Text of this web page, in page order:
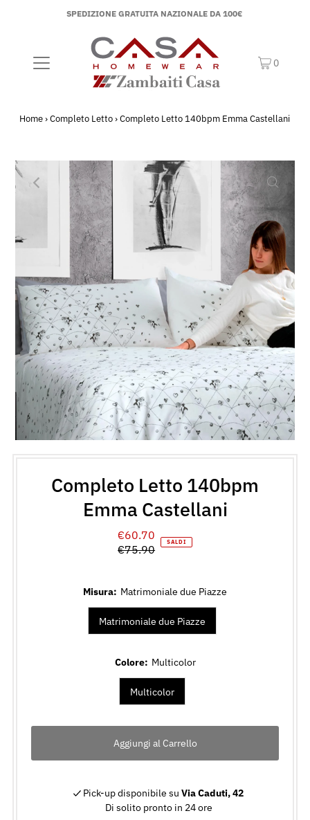
SPEDIZIONE GRATUITA NAZIONALE DA 100€
0
Home › Completo Letto › Completo Letto 140bpm Emma Castellani
Completo Letto 140bpm
Emma Castellani
Prezzo
di
€60.70
Prezzo
€75.90
SALDI
Misura: Matrimoniale due Piazze
Matrimoniale due Piazze
Colore: Multicolor
Multicolor
Pick-up disponibile suVia Caduti, 42
Di solito pronto in 24 ore